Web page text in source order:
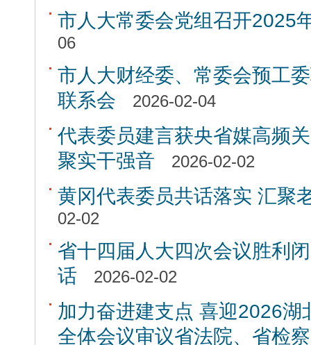
市人大常委会党组召开2025
06
市人大财经委、常委会预工
联系会
2026-02-04
代表委员建言获央省媒高频
聚实干强音
2026-02-02
黄冈代表委员共话落实 汇聚
02-02
省十四届人大四次会议胜利
话
2026-02-02
加力奋进建支点 喜迎2026湖
全体会议审议省法院、省检